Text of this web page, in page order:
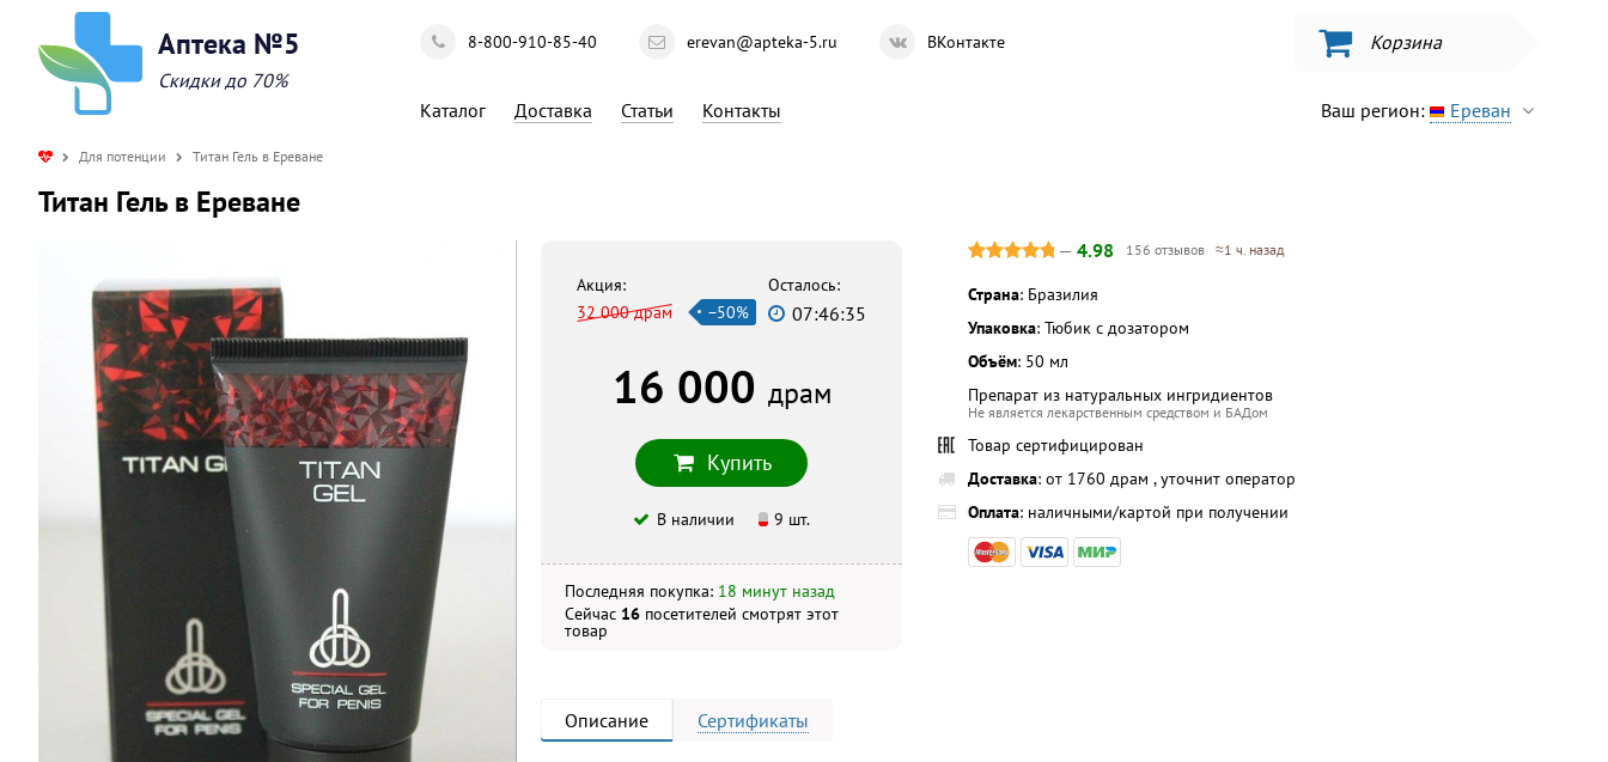
Аптека №5
Скидки до 70%
8-800-910-85-40 erevan@apteka-5.ru ВКонтакте Корзина
Каталог Доставка Статьи Контакты Ваш регион: Ереван
Для потенции Титан Гель в Ереване
Титан Гель в Ереване
Акция:
32 000 драм
−50%
Осталось:
07:46:34
16 000 драм
Купить
В наличии 9 шт.
Последняя покупка: 18 минут назад
Сейчас 16 посетителей смотрят этот
товар
— 4.98 156 отзывов ≈1 ч. назад
Страна: Бразилия
Упаковка: Тюбик с дозатором
Объём: 50 мл
Препарат из натуральных ингридиентов
Не является лекарственным средством и БАДом
Товар сертифицирован
Доставка: от 1760 драм , уточнит оператор
Оплата: наличными/картой при получении
Описание Сертификаты